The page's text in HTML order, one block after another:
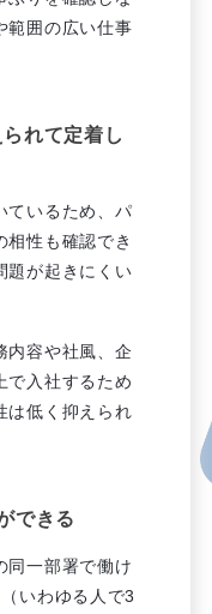
範囲の広い仕事
れて定着し
ているため、パ
相性も確認でき
題が起きにくい
内容や社風、企
で入社するため
は低く抑えられ
できる
同一部署で働け
いわゆる人で3